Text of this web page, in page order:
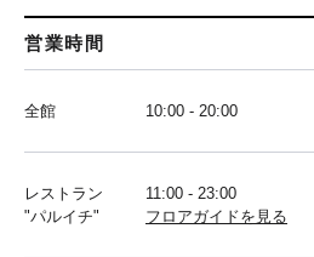
営業時間
全館 10:00 - 20:00
レストラン
"パルイチ"
11:00 - 23:00
フロアガイドを見る